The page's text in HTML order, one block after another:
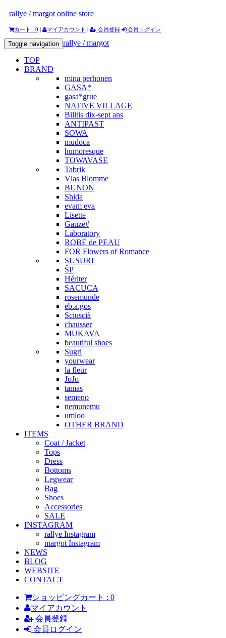
rallye / margot online store
カート : 0 | マイアカウント | 会員登録 会員ログイン
rallye / margot
Toggle navigation
TOP
BRAND
mina perhonen
GASA*
gasa*grue
NATIVE VILLAGE
Bilitis dix-sept ans
ANTIPAST
SOWA
mudoca
humoresque
TOWAVASE
Tabrik
Vlas Blomme
BUNON
Shida
evam eva
Lisette
Gauze#
Laboratory
ROBE de PEAU
FOR Flowers of Romance
SUSURI
ŠP
Hériter
SACUCA
rosemunde
eb.a.gos
Sciuscià
chausser
MUKAVA
beautiful shoes
Sugri
yourwear
la fleur
JoJo
tamas
semeno
nemunemu
umloo
OTHER BRAND
ITEMS
Coat / Jacket
Tops
Dress
Bottoms
Legwear
Bag
Shoes
Accessories
SALE
INSTAGRAM
rallye Instagram
margot Instagram
NEWS
BLOG
WEBSITE
CONTACT
ショッピングカート : 0
マイアカウント
会員登録
会員ログイン